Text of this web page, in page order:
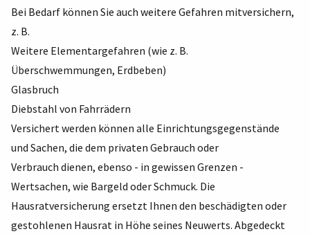
Bei Bedarf können Sie auch weitere Gefahren mitversichern,
z. B.
Weitere Elementargefahren (wie z. B.
Überschwemmungen, Erdbeben)
Glasbruch
Diebstahl von Fahrrädern
Versichert werden können alle Einrichtungsgegenstände
und Sachen, die dem privaten Gebrauch oder
Verbrauch dienen, ebenso - in gewissen Grenzen -
Wertsachen, wie Bargeld oder Schmuck. Die
Hausratversicherung ersetzt Ihnen den beschädigten oder
gestohlenen Hausrat in Höhe seines Neuwerts. Abgedeckt